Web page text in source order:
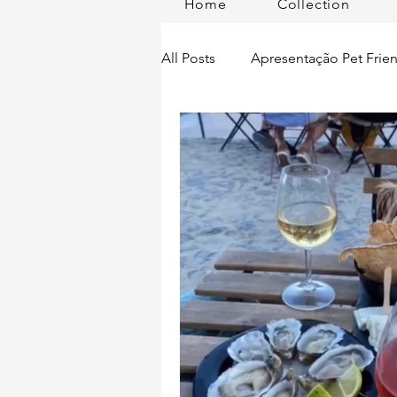
Home Collection
All Posts Apresentação Pet
Pet Passeios Acessórios
Lisboa Distrito Produtos
Acontece em Romã em
Alimentação para pets